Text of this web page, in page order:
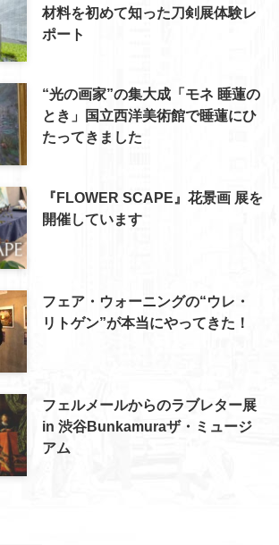
材料を初めて知った刀剣展体験レ
ポート
“光の画家”の集大成「モネ 睡蓮の
とき」国立西洋美術館で睡蓮にひ
たってきました
『FLOWER SCAPE』花景画 展を
開催しています
フェア・ウォーニングの“ウレ・
リトゲン”が本当にやってきた！
フェルメールからのラブレター展
in 渋谷Bunkamuraザ・ミュージ
アム